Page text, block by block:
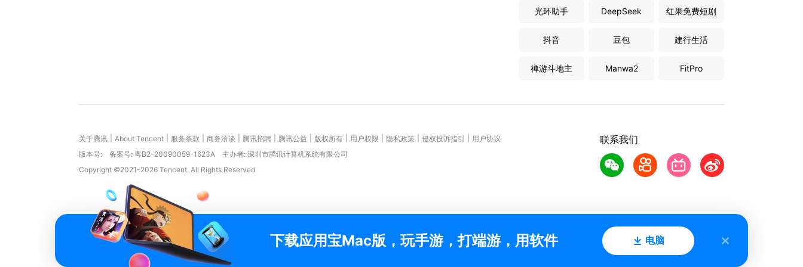
光环助手 DeepSeek 红果免费短剧
抖音 豆包 建行生活
禅游斗地主 Manwa2 FitPro
联系我们
关于腾讯 About Tencent 服务条款 商务洽谈 腾讯招聘 腾讯公益 版权所有 用户权限 隐私政策 侵权投诉指引
用户协议
版本号:
备案号: 粤B2-20090059-1623A
主办者: 深圳市腾讯计算机系统有限公司
Copyright ©2021-2026 Tencent. All Rights Reserved
下载应用宝Mac版，玩手游，打端游，用软件 电脑